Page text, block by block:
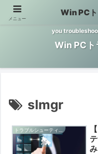
Windows PCのトラブル解決を
you
Win PCト
slmgr
メニュー
Win PC